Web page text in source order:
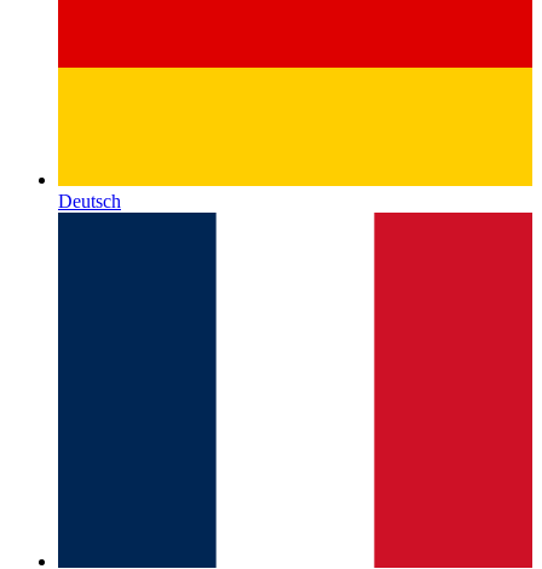
Deutsch